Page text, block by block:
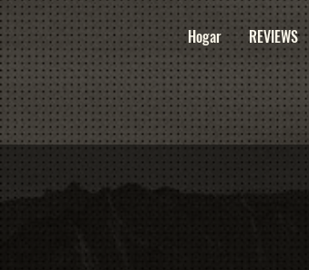
Hogar REVIEWS